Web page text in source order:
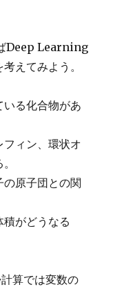
Deep Learning
えてみよう。
る化合物があ
ィン、環状オ
の原子団との関
積がどうなる
算では変数の